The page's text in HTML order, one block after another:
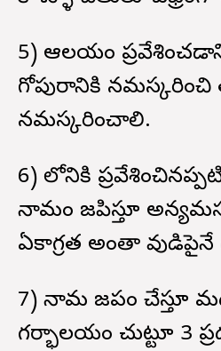
5) ఆలయం
గోపురానికి నమస్కరించి
నమస్కరించాలి.
6) లోనికి
నామం జపిస్తూ
ఏకాగ్రత అంతా
7) నామ జపం చేస్తూ
గర్భాలయం చుట్టూ 3